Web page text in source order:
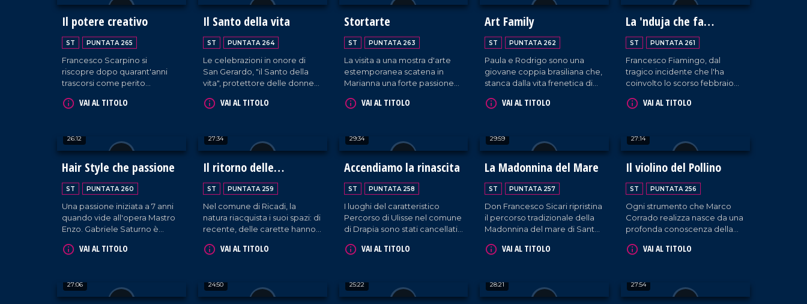
un albero piantato 25 anni fa
dal fratello Domenico.
sue opere artistiche: le lattine.
Il potere creativo
ST PUNTATA 265
Francesco Scarpino si
riscopre dopo quarant'anni
trascorsi come perito
vocazione? L'artigianato del
VAI AL TITOLO
Il Santo della vita
ST PUNTATA 264
Le celebrazioni in onore di
San Gerardo, "il Santo della
vita", protettore delle donne
bambini.VAI AL TITOLO
Stortarte
ST PUNTATA 263
La visita a una mostra d'arte
estemporanea scatena in
Marianna una forte passione
dagli anni '90 coltiva
ogni tipo.
VAI AL TITOLO
Art Family
ST PUNTATA 262
Paula e Rodrigo sono una
giovane coppia brasiliana che,
stanca dalla vita frenetica di
trasferirsi a Maida, affascinante
l'accoglienza del posto
rispettano la loro idea di
crescita dei loro tre bambini
(l'ultima in arrivo).
VAI AL TITOLO
La 'nduja che fa
rinascere
ST PUNTATA 261
Francesco Fiamingo, dal
tragico incidente che l'ha
coinvolto lo scorso febbraio
VAI AL TITOLO
26:12
Hair Style che passione
ST PUNTATA 260
Una passione iniziata a 7 anni
quando vide all'opera Mastro
Enzo. Gabriele Saturno è
talentuosi d'Italia, lavorando
così la sua passione in lavoro.
VAI AL TITOLO
27:34
Il ritorno delle
tartarughe
ST PUNTATA 259
Nel comune di Ricadi, la
natura riacquista i suoi spazi: di
recente, delle carette hanno
degli Dei per nidificare, dando
marine.
VAI AL TITOLO
29:34
Accendiamo la rinascita
ST PUNTATA 258
I luoghi del caratteristico
Percorso di Ulisse nel comune
di Drapia sono stati cancellati
denunciare l'accaduto e
a istituzioni e associazioni
locali - ha organizzato una
VAI AL TITOLO
29:59
La Madonnina del Mare
ST PUNTATA 257
Don Francesco Sicari ripristina
il percorso tradizionale della
Madonnina del mare di Santa
anni '70.VAI AL TITOLO
27:14
Il violino del Pollino
ST PUNTATA 256
Ogni strumento che Marco
Corrado realizza nasce da una
profonda conoscenza della
da quando era piccolo. Oggi
Marina, fianco a fianco con
papà Vincenzo.
VAI AL TITOLO
27:06 24:50 25:22 28:21 27:54